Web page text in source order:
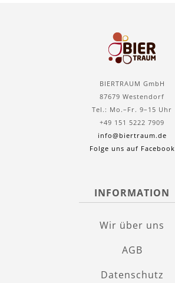
BIERTRAUM GmbH
87679 Westendorf
Tel.: Mo.–Fr. 9–15 Uhr
+49 151 5222 7909
info@biertraum.de
Folge uns auf Facebook
INFORMATION
Wir über uns
AGB
Datenschutz